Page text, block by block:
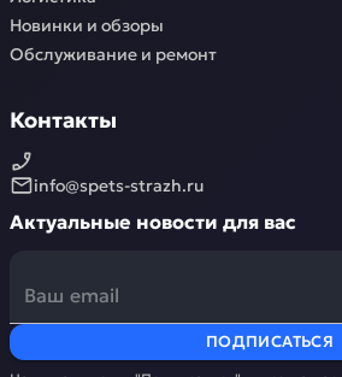
Новинки и обзоры
Обслуживание и ремонт
Контакты
info@spets-strazh.ru
Актуальные новости для вас
ПОДПИСАТЬСЯ